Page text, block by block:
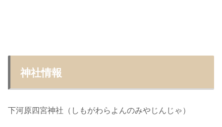
神社情報
下河原四宮神社（しもがわらよんのみやじんじゃ）